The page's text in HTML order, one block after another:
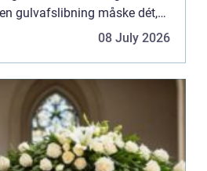
gulvafslibning måske dét,
du gennemsøgt både08 July 2026